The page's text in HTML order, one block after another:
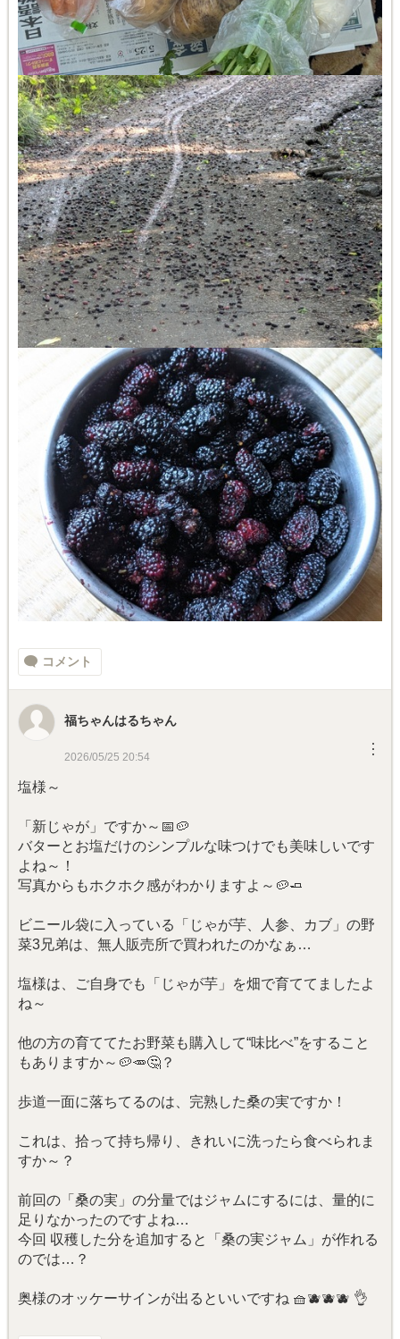
コメント
福ちゃんはるちゃん
2026/05/25 20:54 ︙
塩様～
「新じゃが」ですか～📅🥔
バターとお塩だけのシンプルな味つけでも美味しいです
よね～！
写真からもホクホク感がわかりますよ～🥔🧈
ビニール袋に入っている「じゃが芋、人参、カブ」の野
菜3兄弟は、無人販売所で買われたのかなぁ…
塩様は、ご自身でも「じゃが芋」を畑で育ててましたよ
ね～
他の方の育ててたお野菜も購入して“味比べ”をすること
もありますか～🥔🥕🤔？
歩道一面に落ちてるのは、完熟した桑の実ですか！
これは、拾って持ち帰り、きれいに洗ったら食べられま
すか～？
前回の「桑の実」の分量ではジャムにするには、量的に
足りなかったのですよね…
今回 収穫した分を追加すると「桑の実ジャム」が作れる
のでは…？
奥様のオッケーサインが出るといいですね 🧺🫐🫐🫐 👌